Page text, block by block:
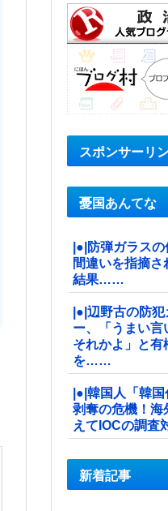
スポンサーリ
憂国あんてな
|●|防弾ガラス
間違いを指摘
結果……
|●|辺野古の防
ー、「うまい言
それかよ」と有
を……
|●|韓国人「韓
剥奪の危機！海
えてIOCの調査
新着記事